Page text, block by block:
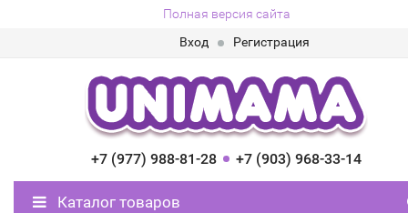
Полная версия сайта
Вход
Регистрация
+7 (977) 988-81-28 +7 (903) 968-33-14
Каталог товаров